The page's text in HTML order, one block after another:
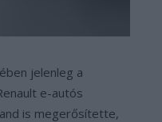
jelenleg a
e-autós
is megerősítette,